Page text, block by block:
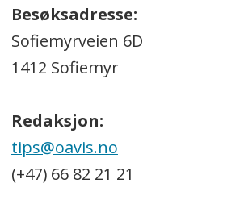
Besøksadresse:
Sofiemyrveien 6D
1412 Sofiemyr
Redaksjon:
tips@oavis.no
(+47) 66 82 21 21